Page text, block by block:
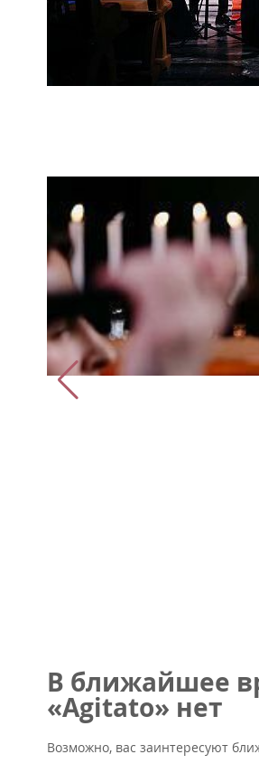
В ближайшее
«Agitato» нет
Возможно, вас заинтересуют